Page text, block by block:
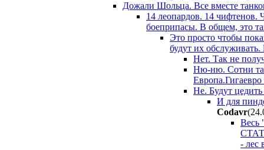
Дожали Шольца. Все вместе
14 леопардов. 14
боеприпасы. В общем, это
Это просто чтобы
будут их
Нет. Так не
Ню-ню. Сотни
Европа.Гигаевро
Не. Будут
И для
Codavr
Весь
- лес